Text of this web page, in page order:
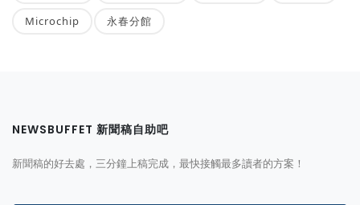
Microchip 永春分館
NEWSBUFFET 新聞稿自助吧
新聞稿的好去處，三分鐘上稿完成，最快接觸最多讀者的方案！